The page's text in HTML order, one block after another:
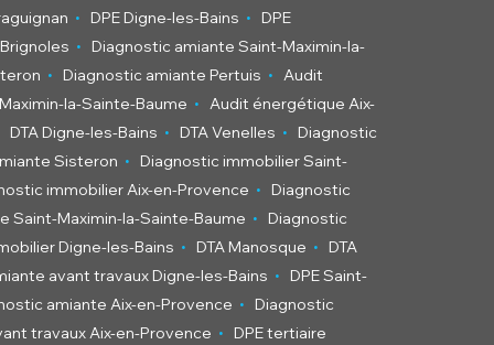
. DPE Digne-les-Bains .
DPE
.
Diagnostic amiante Saint-Maximin-la-
. Diagnostic amiante Pertuis . Audit
la-Sainte-Baume . Audit énergétique Aix-
DTA Digne-les-Bains . DTA Venelles .
Diagnostic
Sisteron .
Diagnostic immobilier Saint-
immobilier Aix-en-Provence .
Diagnostic
Saint-Maximin-la-Sainte-Baume .
Diagnostic
Digne-les-Bains . DTA Manosque .
DTA
avant travaux Digne-les-Bains .
DPE Saint-
amiante Aix-en-Provence .
Diagnostic
travaux Aix-en-Provence .
DPE tertiaire